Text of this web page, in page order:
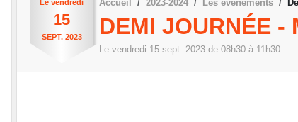
Le vendredi
15
SEPT. 2023
Accueil 2023-2024 Les évènements
DEMI JOURNÉE -
Le vendredi 15 sept. 2023 de 08h30 à 11h30